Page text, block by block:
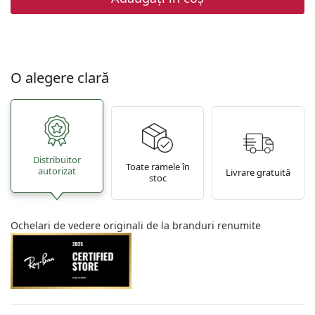
O alegere clară
Distribuitor
autorizat
Toate ramele în
stoc
Livrare gratuită
Ochelari de vedere originali de la branduri renumite